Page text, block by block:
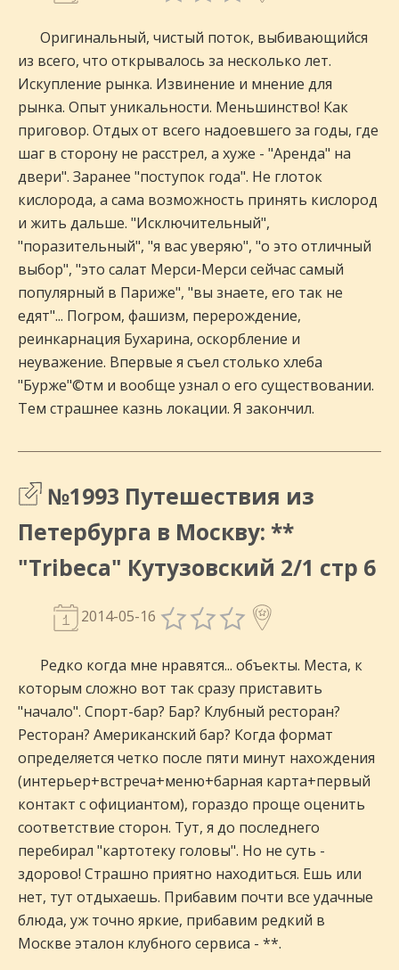
Оригинальный, чистый поток, выбивающийся
из всего, что открывалось за несколько лет.
Искупление рынка. Извинение и мнение для
рынка. Опыт уникальности. Меньшинство! Как
приговор. Отдых от всего надоевшего за годы, где
шаг в сторону не расстрел, а хуже - "Аренда" на
двери". Заранее "поступок года". Не глоток
кислорода, а сама возможность принять кислород
и жить дальше. "Исключительный",
"поразительный", "я вас уверяю", "о это отличный
выбор", "это салат Мерси-Мерси сейчас самый
популярный в Париже", "вы знаете, его так не
едят"... Погром, фашизм, перерождение,
реинкарнация Бухарина, оскорбление и
неуважение. Впервые я съел столько хлеба
"Бурже"©тм и вообще узнал о его существовании.
Тем страшнее казнь локации. Я закончил.
№1993 Путешествия из
Петербурга в Москву: **
"Tribeca" Кутузовский 2/1 стр 6
2014-05-16
Редко когда мне нравятся... объекты. Места, к
которым сложно вот так сразу приставить
"начало". Спорт-бар? Бар? Клубный ресторан?
Ресторан? Американский бар? Когда формат
определяется четко после пяти минут нахождения
(интерьер+встреча+меню+барная карта+первый
контакт с официантом), гораздо проще оценить
соответствие сторон. Тут, я до последнего
перебирал "картотеку головы". Но не суть -
здорово! Страшно приятно находиться. Ешь или
нет, тут отдыхаешь. Прибавим почти все удачные
блюда, уж точно яркие, прибавим редкий в
Москве эталон клубного сервиса - **.